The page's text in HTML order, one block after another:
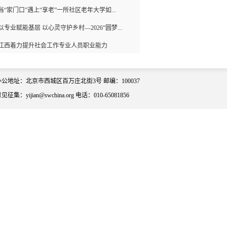
“家门口”遇上“享老”一所社区老年大学如...
专业赋能基层 以心灵守护乡村—2026“圆梦...
西着力提升社会工作专业人员职业能力
公地址：北京市西城区百万庄北街3号 邮编：100037
见征集：yijian@swchina.org 电话：010-65081856